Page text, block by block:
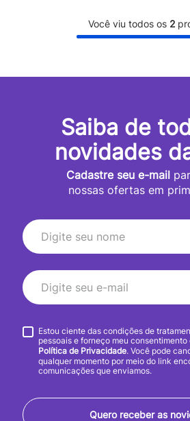
[Reembalado]
Você viu todos os 2
Saiba de
novidades
Cadastre seu e-mail
nossas ofertas em
Quero receber as
Estou ciente das condições de
pessoais e forneço meu
Política de Privacidade. Você pode
qualquer momento por meio do link
comunicações que enviamos.